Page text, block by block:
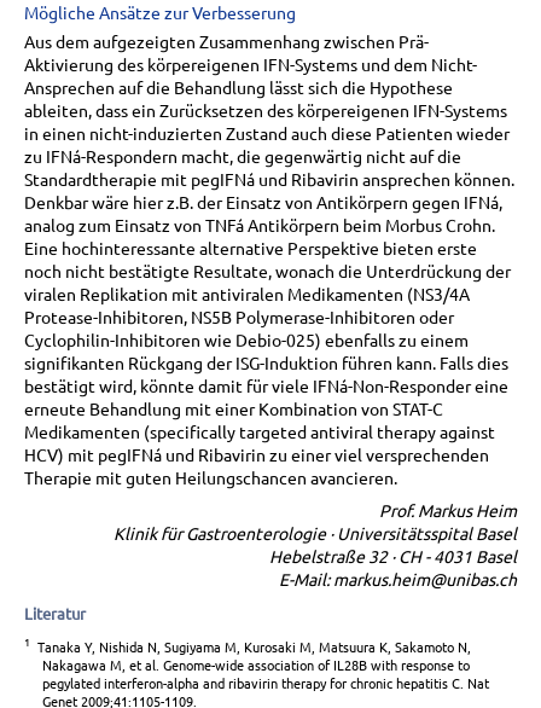
Mögliche Ansätze zur Verbesserung
Aus dem aufgezeigten Zusammenhang zwischen Prä-
Aktivierung des körpereigenen IFN-Systems und dem Nicht-
Ansprechen auf die Behandlung lässt sich die Hypothese
ableiten, dass ein Zurücksetzen des körpereigenen IFN-Systems
in einen nicht-induzierten Zustand auch diese Patienten wieder
zu IFNá-Respondern macht, die gegenwärtig nicht auf die
Standardtherapie mit pegIFNá und Ribavirin ansprechen können.
Denkbar wäre hier z.B. der Einsatz von Antikörpern gegen IFNá,
analog zum Einsatz von TNFá Antikörpern beim Morbus Crohn.
Eine hochinteressante alternative Perspektive bieten erste
noch nicht bestätigte Resultate, wonach die Unterdrückung der
viralen Replikation mit antiviralen Medikamenten (NS3/4A
Protease-Inhibitoren, NS5B Polymerase-Inhibitoren oder
Cyclophilin-Inhibitoren wie Debio-025) ebenfalls zu einem
signifikanten Rückgang der ISG-Induktion führen kann. Falls dies
bestätigt wird, könnte damit für viele IFNá-Non-Responder eine
erneute Behandlung mit einer Kombination von STAT-C
Medikamenten (specifically targeted antiviral therapy against
HCV) mit pegIFNá und Ribavirin zu einer viel versprechenden
Therapie mit guten Heilungschancen avancieren.
Prof. Markus Heim
Klinik für Gastroenterologie · Universitätsspital Basel
Hebelstraße 32 · CH - 4031 Basel
E-Mail: markus.heim@unibas.ch
Literatur
1 Tanaka Y, Nishida N, Sugiyama M, Kurosaki M, Matsuura K, Sakamoto N,
Nakagawa M, et al. Genome-wide association of IL28B with response to
pegylated interferon-alpha and ribavirin therapy for chronic hepatitis C. Nat
Genet 2009;41:1105-1109.